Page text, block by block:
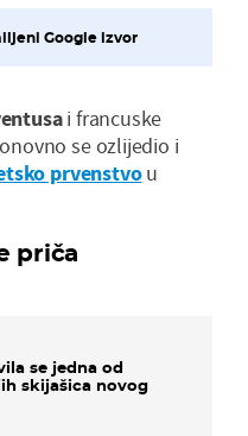
Google izvor
i francuske
se ozlijedio i
prvenstvou
priča
se jedna od
skijašica novog